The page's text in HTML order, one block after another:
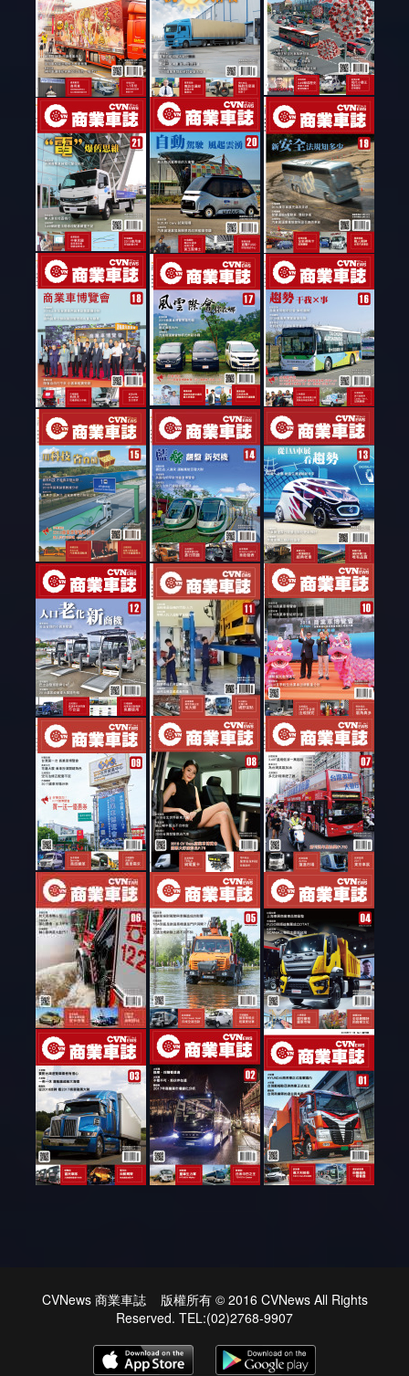
CVNews 商業車誌 版權所有 © 2016 CVNews All Rights
Reserved. TEL:(02)2768-9907